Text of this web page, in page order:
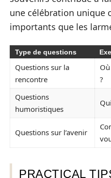
une célébration unique
importants que les
Type de questions
Questions sur la
rencontre
?
Questions
humoristiques
Questions sur l’avenir
PRACTICAL